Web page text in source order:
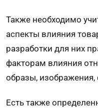
Также необходимо
аспекты влияния
разработки для них
факторам влияния
образы, изображения,
Есть также